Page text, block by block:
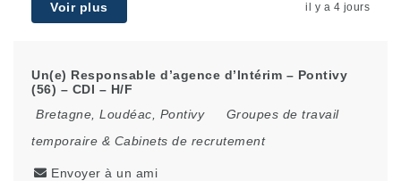
Voir plus il y a 4 jours
Un(e) Responsable d’agence d’Intérim – Pontivy
(56) – CDI – H/F
Bretagne Loudéac Pontivy
Groupes de travail
temporaire & Cabinets de recrutement
Envoyer à un ami